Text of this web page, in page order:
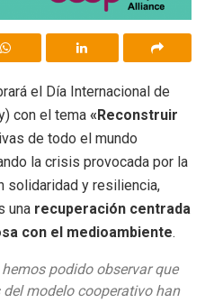
el Día Internacional de
con el tema «Reconstruir
de todo el mundo
la crisis provocada por la
solidaridad y resiliencia,
una recuperación centrada
con el medioambiente.
podido observar que
modelo cooperativo han